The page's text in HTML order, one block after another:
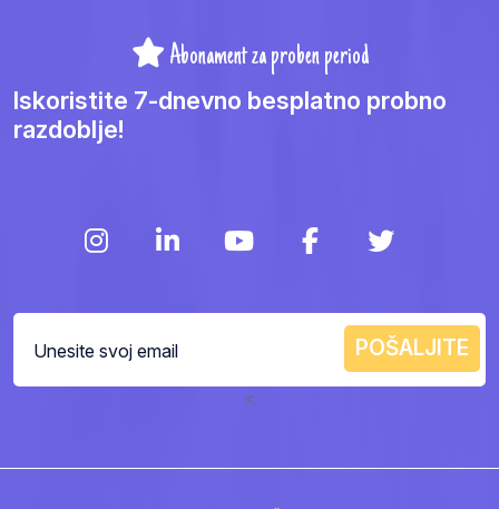
Abonament za proben period
Iskoristite 7-dnevno besplatno probno
razdoblje!
<